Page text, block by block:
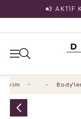
3 AKTİF